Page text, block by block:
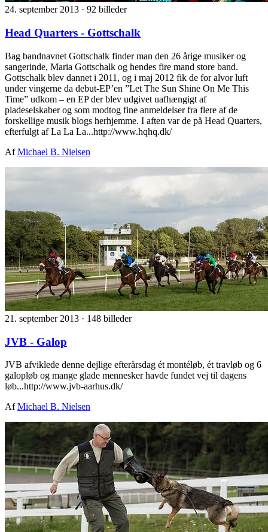
24. september 2013 · 92 billeder
Head Quarters - Gottschalk
Bag bandnavnet Gottschalk finder man den 26 årige musiker og
sangerinde, Maria Gottschalk og hendes fire mand store band.
Gottschalk blev dannet i 2011, og i maj 2012 fik de for alvor luft
under vingerne da debut-EP’en ”Let The Sun Shine On Me This
Time” udkom – en EP der blev udgivet uafhængigt af
pladeselskaber og som modtog fine anmeldelser fra flere af de
forskellige musik blogs herhjemme. I aften var de på Head Quarters,
efterfulgt af La La La...http://www.hqhq.dk/
AfMichael B. Nielsen
21. september 2013 · 148 billeder
JVB - Galop
JVB afviklede denne dejlige efterårsdag ét montéløb, ét travløb og 6
galopløb og mange glade mennesker havde fundet vej til dagens
løb...http://www.jvb-aarhus.dk/
AfMichael B. Nielsen